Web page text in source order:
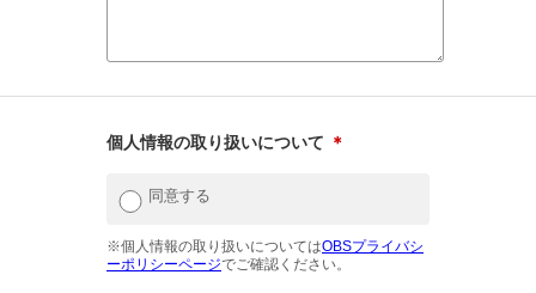
個人情報の取り扱いについて ＊
同意する
※個人情報の取り扱いについてはOBSプライバシ
ーポリシーページでご確認ください。